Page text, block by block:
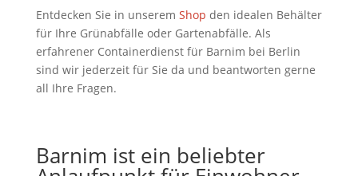
Entdecken Sie in unserem Shop den idealen Behälter
für Ihre Grünabfälle oder Gartenabfälle. Als
erfahrener Containerdienst für Barnim bei Berlin
sind wir jederzeit für Sie da und beantworten gerne
all Ihre Fragen.
Barnim ist ein beliebter